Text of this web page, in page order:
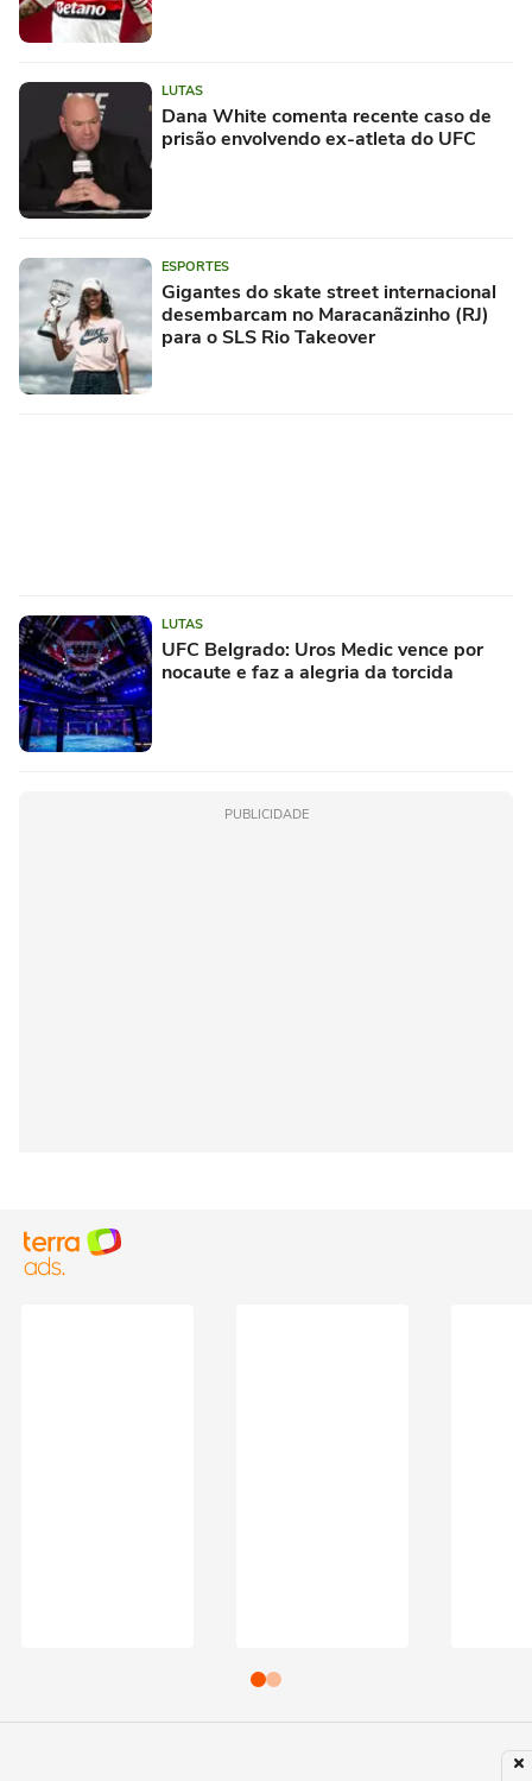
LUTAS
Dana White comenta recente caso de
prisão envolvendo ex-atleta do UFC
ESPORTES
Gigantes do skate street internacional
desembarcam no Maracanãzinho (RJ)
para o SLS Rio Takeover
LUTAS
UFC Belgrado: Uros Medic vence por
nocaute e faz a alegria da torcida
PUBLICIDADE